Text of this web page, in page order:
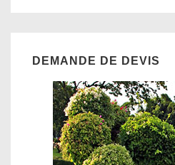
DEMANDE DE DEVIS